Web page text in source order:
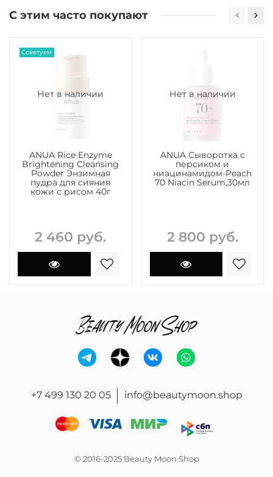
С этим часто покупают
Нет в наличии
Советуем
ANUA Rice Enzyme
Brightening Cleansing
Powder Энзимная
пудра для сияния
кожи с рисом 40г
2 460 руб.
Нет в наличии
ANUA Сыворотка с
персиком и
ниацинамидом-Peach
70 Niacin Serum,30мл
2 800 руб.
+7 499 130 20 05 info@beautymoon.shop
© 2016-2025 Beauty Moon Shop